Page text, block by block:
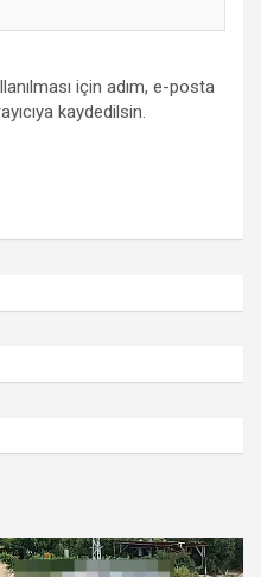
için adım, e-posta
kaydedilsin.